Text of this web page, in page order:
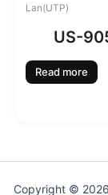
Lan(UTP)
US-
Read more
Copyright © 2026